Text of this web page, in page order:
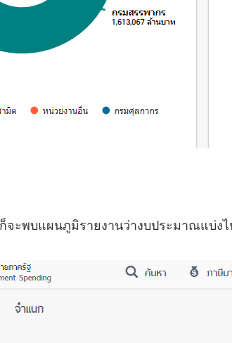
จะพบแผนภูมิรายงานว่างบประมาณแบ่ง